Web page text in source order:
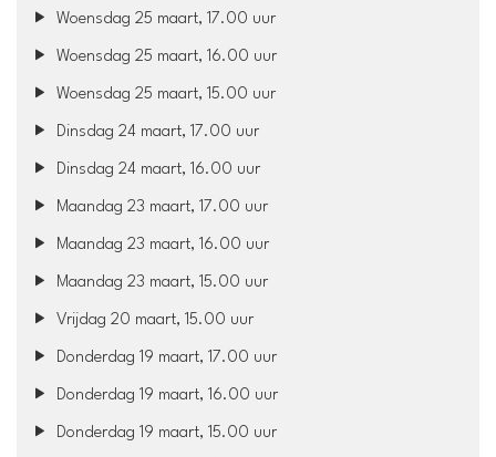
Woensdag 25 maart, 17.00 uur
Woensdag 25 maart, 16.00 uur
Woensdag 25 maart, 15.00 uur
Dinsdag 24 maart, 17.00 uur
Dinsdag 24 maart, 16.00 uur
Maandag 23 maart, 17.00 uur
Maandag 23 maart, 16.00 uur
Maandag 23 maart, 15.00 uur
Vrijdag 20 maart, 15.00 uur
Donderdag 19 maart, 17.00 uur
Donderdag 19 maart, 16.00 uur
Donderdag 19 maart, 15.00 uur